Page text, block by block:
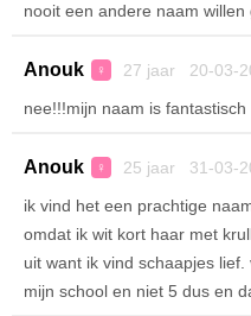
nooit een andere naam willen
Anouk ♀ 27 jaar 20-03-
nee!!!mijn naam is fantastisch
Anouk ♀ 25 jaar 31-03-
ik vind het een prachtige
omdat ik wit kort haar met
uit want ik vind schaapjes
mijn school en niet 5 dus en